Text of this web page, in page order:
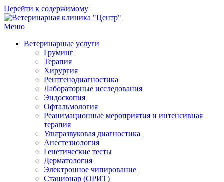
Перейти к содержимому
Меню
Ветеринарные услуги
Груминг
Терапия
Хирургия
Рентгенодиагностика
Лабораторные исследования
Эндоскопия
Офтальмология
Реанимационные мероприятия и интенсивная
терапия
Ультразвуковая диагностика
Анестезиология
Генетические тесты
Дерматология
Электронное чипирование
Стационар (ОРИТ)